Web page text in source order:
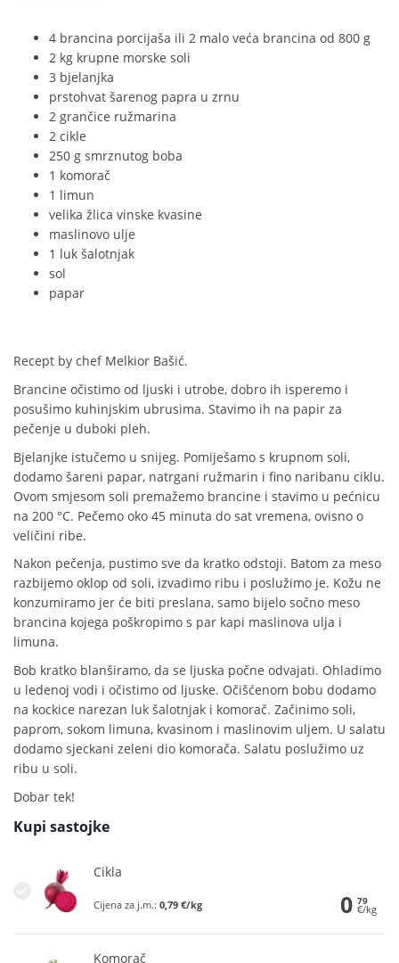
4 brancina porcijaša ili 2 malo veća brancina od 800 g
2 kg krupne morske soli
3 bjelanjka
prstohvat šarenog papra u zrnu
2 grančice ružmarina
2 cikle
250 g smrznutog boba
1 komorač
1 limun
velika žlica vinske kvasine
maslinovo ulje
1 luk šalotnjak
sol
papar
Recept by chef Melkior Bašić.
Brancine očistimo od ljuski i utrobe, dobro ih isperemo i
posušimo kuhinjskim ubrusima. Stavimo ih na papir za
pečenje u duboki pleh.
Bjelanjke istučemo u snijeg. Pomiješamo s krupnom soli,
dodamo šareni papar, natrgani ružmarin i fino naribanu ciklu.
Ovom smjesom soli premažemo brancine i stavimo u pećnicu
na 200 °C. Pečemo oko 45 minuta do sat vremena, ovisno o
veličini ribe.
Nakon pečenja, pustimo sve da kratko odstoji. Batom za meso
razbijemo oklop od soli, izvadimo ribu i poslužimo je. Kožu ne
konzumiramo jer će biti preslana, samo bijelo sočno meso
brancina kojega poškropimo s par kapi maslinova ulja i
limuna.
Bob kratko blanširamo, da se ljuska počne odvajati. Ohladimo
u ledenoj vodi i očistimo od ljuske. Očišćenom bobu dodamo
na kockice narezan luk šalotnjak i komorač. Začinimo soli,
paprom, sokom limuna, kvasinom i maslinovim uljem. U salatu
dodamo sjeckani zeleni dio komorača. Salatu poslužimo uz
ribu u soli.
Dobar tek!
Kupi sastojke
Cikla
Cijena za j.m.: 0,79 €/kg 0 79
€/kg
Komorač